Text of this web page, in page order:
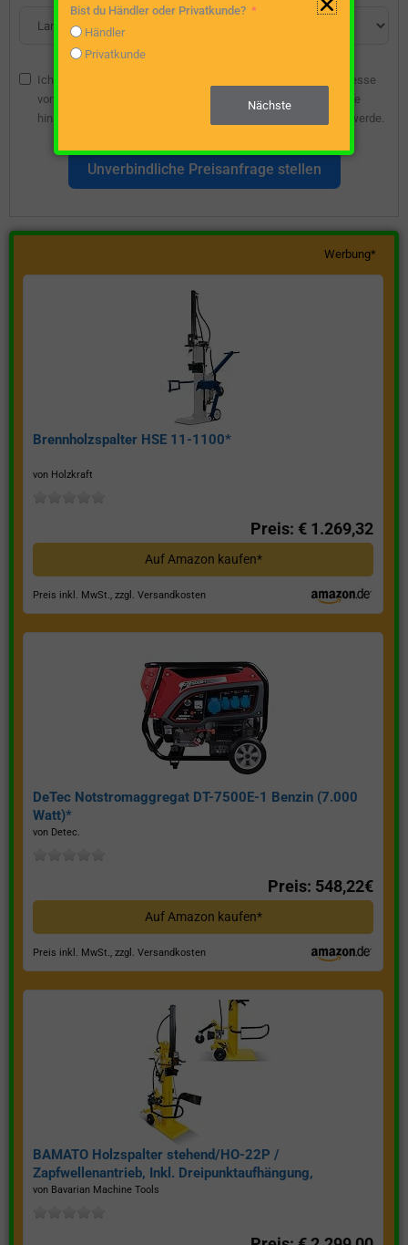
Ich bin damit einverstanden, dass die angegebene E-Mail-Adresse
vom Webseitenbetreiber gespeichert wird, damit ich über diese
hinsichtlich eines unverbindlichen Preisangebots kontaktiert werde.
Unverbindliche Preisanfrage stellen
Werbung*
Brennholzspalter HSE 11-1100*
von Holzkraft
Preis: € 1.269,32
Auf Amazon kaufen*
Preis inkl. MwSt., zzgl. Versandkosten
DeTec Notstromaggregat DT-7500E-1 Benzin (7.000
Watt)*
von Detec.
Preis: 548,22€
Auf Amazon kaufen*
Preis inkl. MwSt., zzgl. Versandkosten
BAMATO Holzspalter stehend/HO-22P /
Zapfwellenantrieb, Inkl. Dreipunktaufhängung,
Spaltkraft 22 Tonnen*
von Bavarian Machine Tools
Bist du Händler oder Privatkunde?
Händler
Privatkunde
Nächste